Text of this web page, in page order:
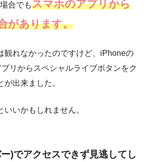
合でもスマホのアプリから
があります。
観れなかったのですけど、iPhoneの
リからスペシャルライブボタンをク
が出来ました。
いかもしれません。
)でアクセスできず見逃してし